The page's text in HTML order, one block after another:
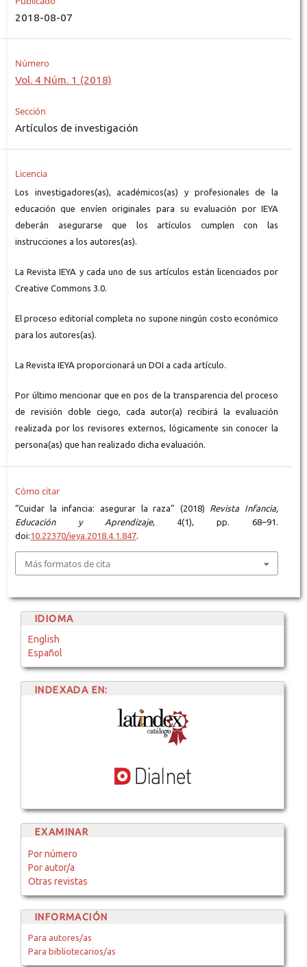
2018-08-07
Número
Vol. 4 Núm. 1 (2018)
Sección
Artículos de investigación
Licencia
Los investigadores(as), académicos(as) y profesionales de la
educación que envíen originales para su evaluación por IEYA
deberán asegurarse que los artículos cumplen con las
instrucciones a los autores(as).
La Revista IEYA y cada uno de sus artículos están licenciados por
Creative Commons 3.0.
El proceso editorial completa no supone ningún costo económico
para los autores(as).
La Revista IEYA proporcionará un DOI a cada artículo.
Por último mencionar que en pos de la transparencia del proceso
de revisión doble ciego, cada autor(a) recibirá la evaluación
realizada por los revisores externos, lógicamente sin conocer la
persona(as) que han realizado dicha evaluación.
Cómo citar
“Cuidar la infancia: asegurar la raza” (2018) Revista Infancia,
Educación y Aprendizaje, 4(1), pp. 68–91.
doi:10.22370/ieya.2018.4.1.847.
Más formatos de cita
IDIOMA
English
Español
INDEXADA EN:
EXAMINAR
Por número
Por autor/a
Otras revistas
INFORMACIÓN
Para autores/as
Para bibliotecarios/as